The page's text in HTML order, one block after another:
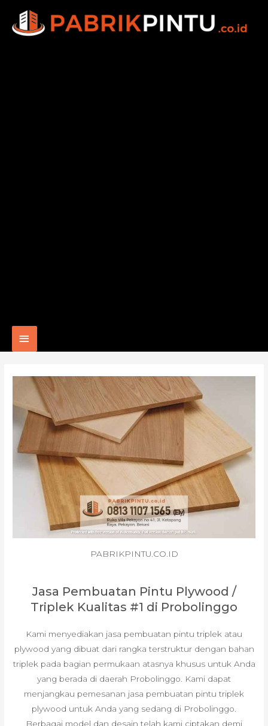
Main
PABRIKPINTU.CO.ID
Jasa Pembuatan Pintu Plywood /
Triplek Kualitas #1 di Probolinggo
Kami menyediakan jasa pembuatan pintu triplek atau
plywood yang dibuat dari rangka terstruktur dengan bahan
triplek pada bagian permukaan atasnya khusus untuk Anda
yang berada di daerah Probolinggo. Kami dapat
menjangkau pemesanan jasa pembuatan pintu triplek
plywood untuk Anda yang sedang di Probolinggo.
Berbagai model dan desain telah kami ciptakan demi